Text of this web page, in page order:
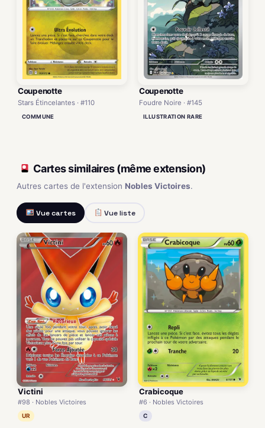
Coupenotte
Stars Étincelantes · #110
COMMUNE
Coupenotte
Foudre Noire · #145
ILLUSTRATION RARE
Cartes similaires (même extension)
Autres cartes de l'extension Nobles Victoires.
Vue cartes Vue liste
Victini
#98 · Nobles Victoires
UR
Crabicoque
#6 · Nobles Victoires
C